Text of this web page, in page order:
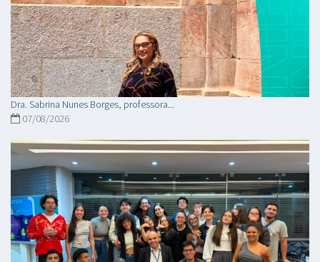
Dra. Sabrina Nunes Borges, professora...
07/08/2026